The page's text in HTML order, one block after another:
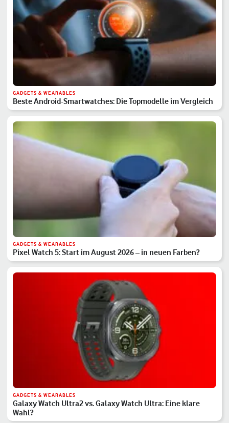
GADGETS & WEARABLES
Beste Android-Smartwatches: Die Topmodelle im Vergleich
GADGETS & WEARABLES
Pixel Watch 5: Start im August 2026 – in neuen Farben?
GADGETS & WEARABLES
Galaxy Watch Ultra2 vs. Galaxy Watch Ultra: Eine klare
Wahl?